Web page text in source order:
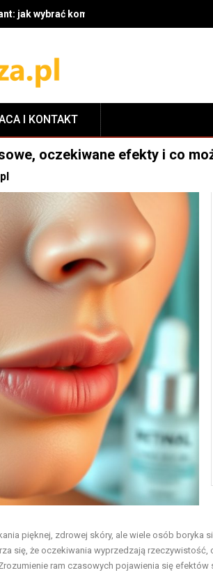
jak wybrać komponenty do serwisu i
I KONTAKT
oczekiwane efekty i co
pięknej, zdrowej skóry, ale wiele osób boryka
się, że oczekiwania wyprzedzają
ram czasowych pojawienia się